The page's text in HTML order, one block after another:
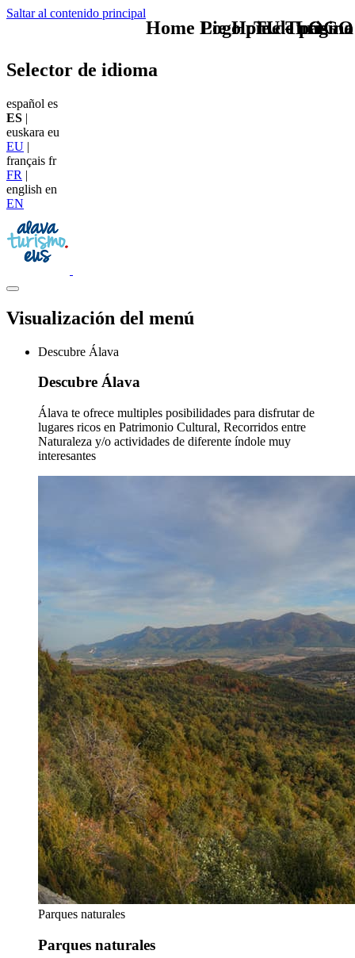
Saltar al contenido principal
TU - LOGO
Selector de idioma
español es
ES |
euskara eu
EU |
français fr
FR |
english en
EN
Visualización del menú
Descubre Álava
Descubre Álava
Álava te ofrece multiples posibilidades para disfrutar de
lugares ricos en Patrimonio Cultural, Recorridos entre
Naturaleza y/o actividades de diferente índole muy
interesantes
Parques naturales
Parques naturales
Home Logo pie de página
Pie Home Turismo